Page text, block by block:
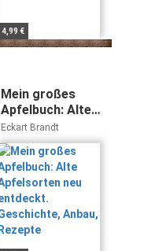
4,99 €
Mein großes
Apfelbuch: Alte
Apfelsorten neu
entdeckt.
Geschichte,
Anbau, Rezepte
Eckart Brandt